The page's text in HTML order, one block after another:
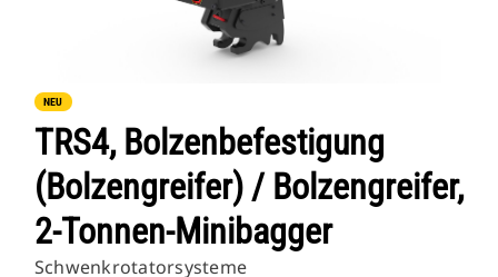
NEU
TRS4, Bolzenbefestigung
(Bolzengreifer) / Bolzengreifer,
2-Tonnen-Minibagger
Schwenkrotatorsysteme